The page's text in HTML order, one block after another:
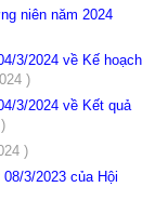
niên năm 2024
3/2024 về Kế hoạch
)
3/2024 về Kết quả
)
3/2023 của Hội